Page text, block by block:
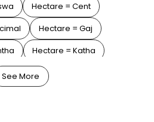
Hectare = Cent
Hectare = Gaj
Hectare = Katha
Hectare = Square Meter
See More